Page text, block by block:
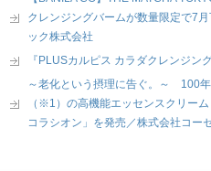
クレンジングバームが数量限定で7
ック株式会社
『PLUSカルピス カラダクレンジン
～老化という摂理に告ぐ。～ 100
（※1）の高機能エッセンスクリー
コラシオン」を発売／株式会社コー